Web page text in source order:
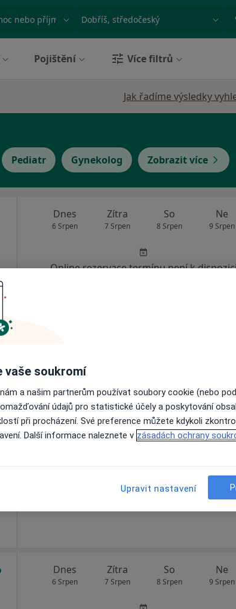
nebo příjmení Město nebo region
Pojištění Více filtrů
Jak řadíme výsledky
Pediatr Gynekolog Zobrazit více
Dnes
6 Srpen
Zítra
7 Srpen
So
8 Srpen
Ne
9 Srpen
Online rezervace termínu není k
Dnes
6 Srpen
Zítra
7 Srpen
So
8 Srpen
Ne
9 Srpen
Zobrazit telefonní číslo
Dnes
6 Srpen
Zítra
7 Srpen
So
8 Srpen
Ne
9 Srpen
vaše soukromí
a našim partnerům používat soubory cookie (nebo
údajů pro statistické účely a poskytování
při procházení. Své preference můžete kdykoli
Další informace naleznete v zásadách ochrany
Upravit nastavení